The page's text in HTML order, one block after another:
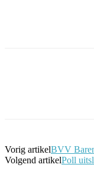
Vorig artikelBVV
Volgend artikelPoll